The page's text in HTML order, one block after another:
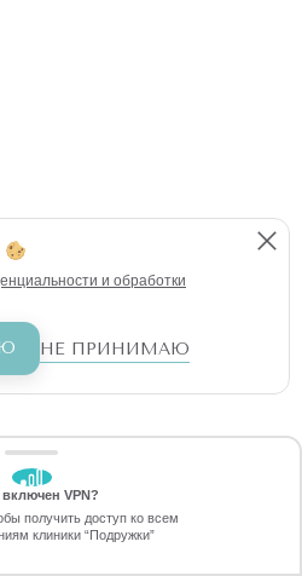
ЗАБЕРИТЕ СКИДКУ
4990 ₽
и обработки
НЕ ПРИНИМАЮ
включен VPN?
получить доступ ко всем
клиники “Подружки”